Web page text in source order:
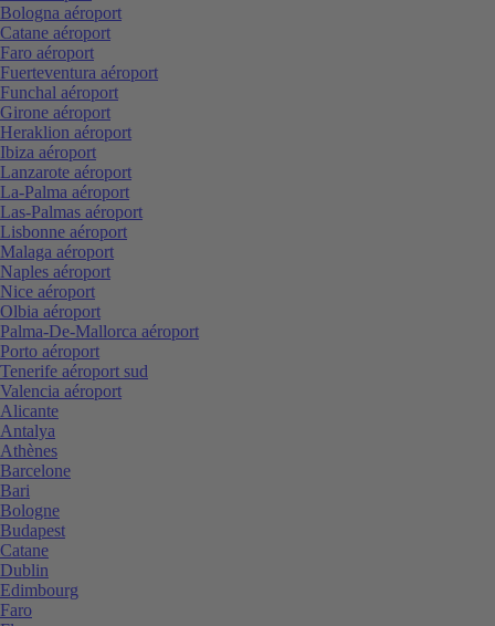
Bologna aéroport
Catane aéroport
Faro aéroport
Fuerteventura aéroport
Funchal aéroport
Girone aéroport
Heraklion aéroport
Ibiza aéroport
Lanzarote aéroport
La-Palma aéroport
Las-Palmas aéroport
Lisbonne aéroport
Malaga aéroport
Naples aéroport
Nice aéroport
Olbia aéroport
Palma-De-Mallorca aéroport
Porto aéroport
Tenerife aéroport sud
Valencia aéroport
Alicante
Antalya
Athènes
Barcelone
Bari
Bologne
Budapest
Catane
Dublin
Edimbourg
Faro